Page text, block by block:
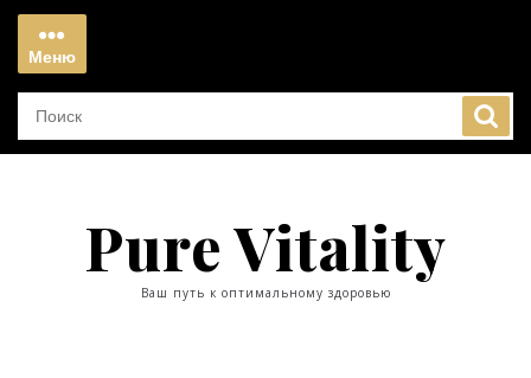
Перейти
содержимому
Меню
Меню
Pure Vitality
Ваш путь к оптимальному здоровью